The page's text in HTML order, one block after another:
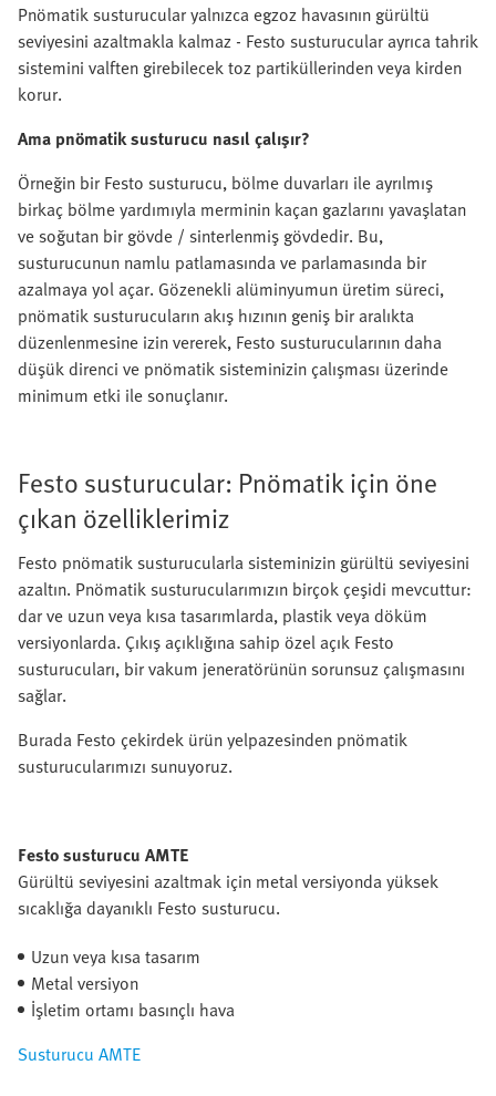
Pnömatik susturucular yalnızca egzoz havasının gürültü
seviyesini azaltmakla kalmaz - Festo susturucular ayrıca tahrik
sistemini valften girebilecek toz partiküllerinden veya kirden
korur.
Ama pnömatik susturucu nasıl çalışır?
Örneğin bir Festo susturucu, bölme duvarları ile ayrılmış
birkaç bölme yardımıyla merminin kaçan gazlarını yavaşlatan
ve soğutan bir gövde / sinterlenmiş gövdedir. Bu,
susturucunun namlu patlamasında ve parlamasında bir
azalmaya yol açar. Gözenekli alüminyumun üretim süreci,
pnömatik susturucuların akış hızının geniş bir aralıkta
düzenlenmesine izin vererek, Festo susturucularının daha
düşük direnci ve pnömatik sisteminizin çalışması üzerinde
minimum etki ile sonuçlanır.
Festo susturucular: Pnömatik için öne
çıkan özelliklerimiz
Festo pnömatik susturucularla sisteminizin gürültü seviyesini
azaltın. Pnömatik susturucularımızın birçok çeşidi mevcuttur:
dar ve uzun veya kısa tasarımlarda, plastik veya döküm
versiyonlarda. Çıkış açıklığına sahip özel açık Festo
susturucuları, bir vakum jeneratörünün sorunsuz çalışmasını
sağlar.
Burada Festo çekirdek ürün yelpazesinden pnömatik
susturucularımızı sunuyoruz.
Festo susturucu AMTE
Gürültü seviyesini azaltmak için metal versiyonda yüksek
sıcaklığa dayanıklı Festo susturucu.
Uzun veya kısa tasarım
Metal versiyon
İşletim ortamı basınçlı hava
Susturucu AMTE